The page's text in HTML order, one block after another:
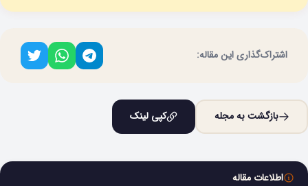
اطلاعات مقاله
اشتراک‌گذاری این مقاله:
بازگشت به مجله کپی لینک